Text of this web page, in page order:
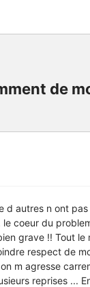
de
d autres n ont
coeur du
grave !! Tout
respect de
m agresse
reprises ...